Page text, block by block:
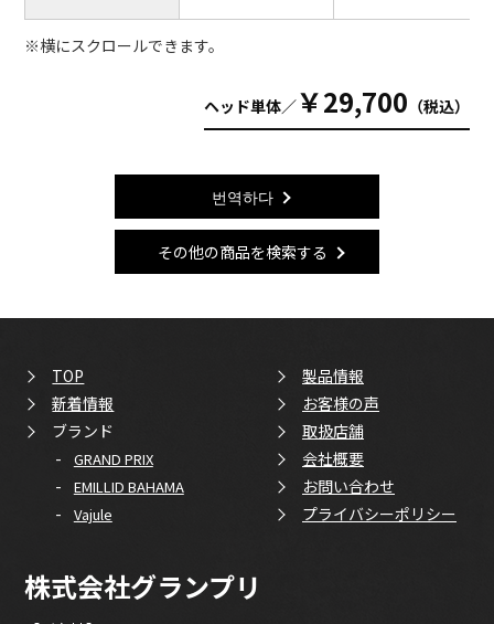
※横にスクロールできます。
ヘッド単体／￥29,700 （税込）
번역하다
その他の商品を検索する
TOP
新着情報
ブランド
-
GRAND PRIX
- EMILLID BAHAMA
- Vajule
製品情報
お客様の声
取扱店舗
会社概要
お問い合わせ
プライバシーポリシー
株式会社グランプリ